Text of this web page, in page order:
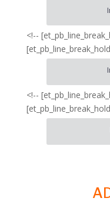
<!--
<!--